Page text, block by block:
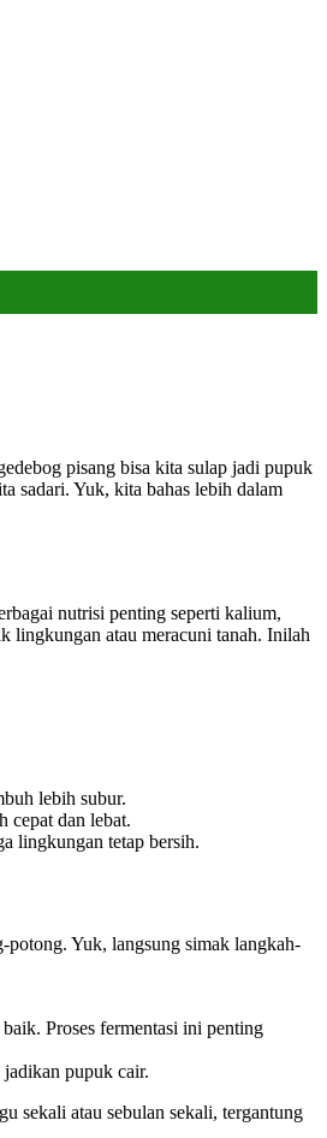
pisang bisa kita sulap jadi pupuk
sadari. Yuk, kita bahas lebih dalam
nutrisi penting seperti kalium,
lingkungan atau meracuni tanah. Inilah
lebih subur.
cepat dan lebat.
lingkungan tetap bersih.
potong. Yuk, langsung simak langkah-
Proses fermentasi ini penting
jadikan pupuk cair.
sekali atau sebulan sekali, tergantung